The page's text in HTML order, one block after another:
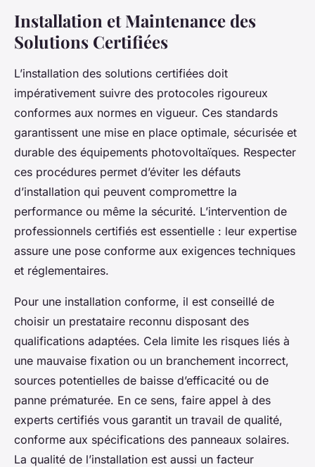
Installation et Maintenance des
Solutions Certifiées
L’installation des solutions certifiées doit
impérativement suivre des protocoles rigoureux
conformes aux normes en vigueur. Ces standards
garantissent une mise en place optimale, sécurisée et
durable des équipements photovoltaïques. Respecter
ces procédures permet d’éviter les défauts
d’installation qui peuvent compromettre la
performance ou même la sécurité. L’intervention de
professionnels certifiés est essentielle : leur expertise
assure une pose conforme aux exigences techniques
et réglementaires.
Pour une installation conforme, il est conseillé de
choisir un prestataire reconnu disposant des
qualifications adaptées. Cela limite les risques liés à
une mauvaise fixation ou un branchement incorrect,
sources potentielles de baisse d’efficacité ou de
panne prématurée. En ce sens, faire appel à des
experts certifiés vous garantit un travail de qualité,
conforme aux spécifications des panneaux solaires.
La qualité de l’installation est aussi un facteur